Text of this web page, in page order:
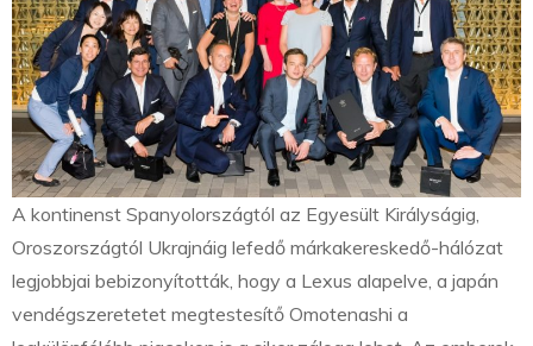
A kontinenst Spanyolországtól az Egyesült Királyságig,
Oroszországtól Ukrajnáig lefedő márkakereskedő-hálózat
legjobbjai bebizonyították, hogy a Lexus alapelve, a japán
vendégszeretetet megtestesítő Omotenashi a